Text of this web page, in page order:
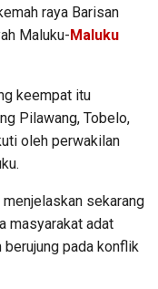
raya Barisan
Maluku- Maluku
keempat itu
Pilawang, Tobelo,
oleh perwakilan
sekarang
masyarakat adat
berujung pada konflik